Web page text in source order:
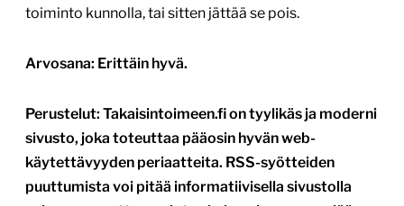
toiminto kunnolla, tai sitten jättää se pois.
Arvosana: Erittäin hyvä.
Perustelut: Takaisintoimeen.fi on tyylikäs ja moderni
sivusto, joka toteuttaa pääosin hyvän web-
käytettävyyden periaatteita. RSS-syötteiden
puuttumista voi pitää informatiivisella sivustolla